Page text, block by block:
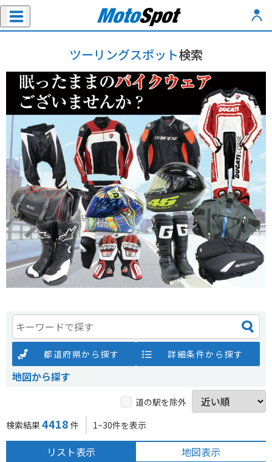
ツーリングスポット検索
都道府県から探す 詳細条件から探す
地図から探す
道の駅を除外
検索結果 4418 件 1~30件を表示
リスト表示 地図表示